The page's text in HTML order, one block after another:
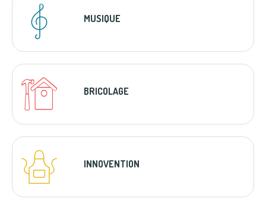
MUSIQUE
BRICOLAGE
INNOVENTION